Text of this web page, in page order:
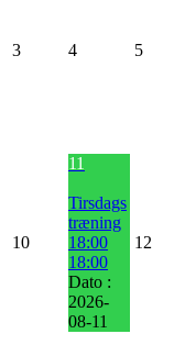
3 4 5
10
11
Tirsdags
træning
18:00
18:00
Dato :
2026-
08-11
12